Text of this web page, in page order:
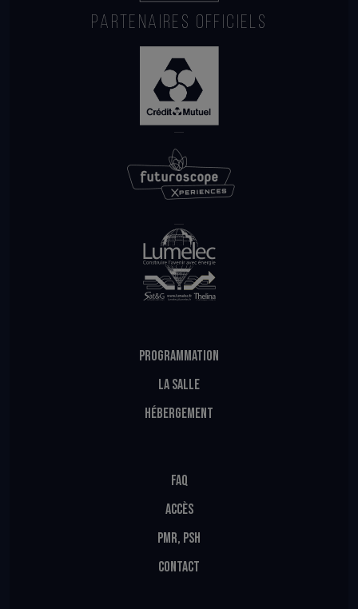
PARTENAIRES OFFICIELS
PROGRAMMATION
LA SALLE
HÉBERGEMENT
FAQ
ACCÈS
PMR, PSH
CONTACT